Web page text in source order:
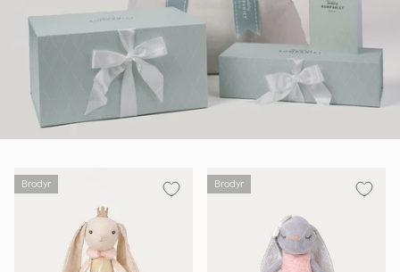
Brodyr Brodyr